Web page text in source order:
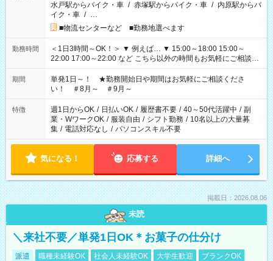
水戸駅からバイク・車 / 赤塚駅からバイク・車 / 内原駅からバ
イク・車 / …
■物流センターなど ■勤務地選べます
勤務時間
＜1日3時間～OK！＞ ▼ 例えば… ▼ 15:00～18:00 15:00～
22:00 17:00～22:00 など こちら以外の時間もお気軽にご相談く
ださい！
期間
単発1日～！ ★勤務開始日や期間はお気軽にご相談くださ
い！ ＃8月～ ＃9月～
特徴 週1日からOK / 日払いOK / 履歴書不要 / 40～50代活躍中 / 副
業・WワークOK / 服装自由 / シフト勤務 / 10名以上の大量募
集 / 電話対応なし / パソコンスキル不要
気になる！ 応募する 詳細へ
掲載日：2026.08.06
未読
＼来社不要／単発1日OK＊お菓子の仕分け
派遣 職種未経験OK 社会人未経験OK 大学生歓迎
ブランクOK